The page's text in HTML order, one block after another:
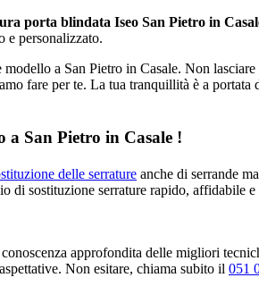
porta blindata Iseo San Pietro in
e personalizzato.
a San Pietro in Casale. Non lasciare
fare per te. La tua tranquillità è a portata
a San Pietro in Casale !
delle serrature anche di serrande
di sostituzione serrature rapido, affidabile e
approfondita delle migliori
Non esitare, chiama subito il 051